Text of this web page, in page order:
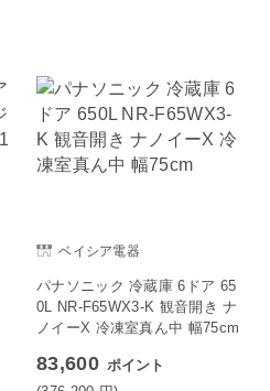
ベイシア電器
パナソニック 冷蔵庫 6ドア 65
0L NR-F65WX3-K 観音開き ナ
ノイーX 冷凍室真ん中 幅75cm
83,600 ポイント